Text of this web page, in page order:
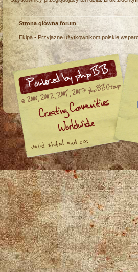
Strona główna forum
Ekipa• Przyjazne użytkownikom polskie